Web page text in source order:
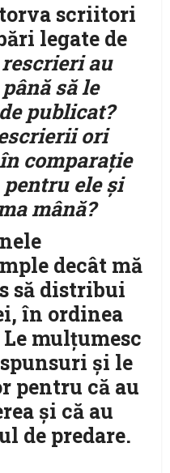
scriitori
legate de
rescrieri au
să le
publicat?
ori
comparație
ele și
mână?
decât mă
să distribui
în ordinea
mulţumesc
şi le
pentru că au
şi că au
de predare.